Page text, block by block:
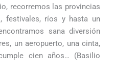
recorremos las provincias
festivales, ríos y hasta un
sana diversión
un aeropuerto, una cinta,
cien años… (Basilio